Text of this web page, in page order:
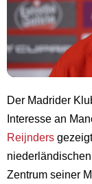
Der Madrider
Interesse an
Reijnders
Zentrum seiner